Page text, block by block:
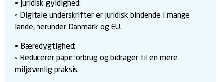
• Juridisk gyldighed:
◦ Digitale underskrifter er juridisk bindende i mange
lande, herunder Danmark og EU.
• Bæredygtighed:
◦ Reducerer papirforbrug og bidrager til en mere
miljøvenlig praksis.